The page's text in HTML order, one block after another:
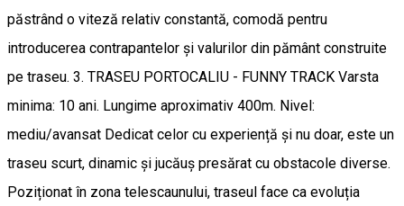
păstrând o viteză relativ constantă, comodă pentru
introducerea contrapantelor și valurilor din pământ construite
pe traseu. 3. TRASEU PORTOCALIU - FUNNY TRACK Varsta
minima: 10 ani. Lungime aproximativ 400m. Nivel:
mediu/avansat Dedicat celor cu experiență și nu doar, este un
traseu scurt, dinamic și jucăuș presărat cu obstacole diverse.
Poziționat în zona telescaunului, traseul face ca evoluția